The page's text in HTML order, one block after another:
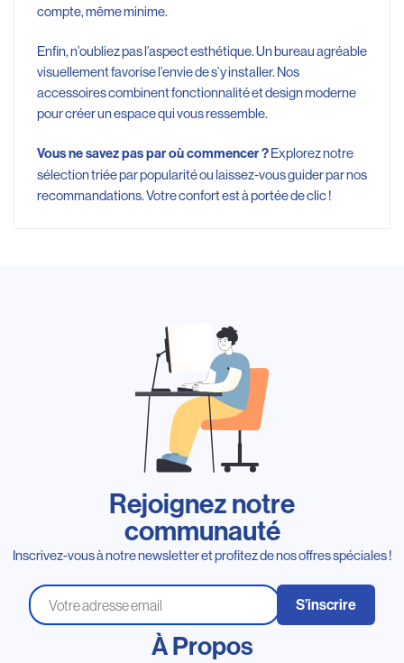
compte, même minime.
Enfin, n’oubliez pas l’aspect esthétique. Un bureau agréable
visuellement favorise l’envie de s’y installer. Nos
accessoires combinent fonctionnalité et design moderne
pour créer un espace qui vous ressemble.
Vous ne savez pas par où commencer ?Explorez notre
sélection triée par popularité ou laissez-vous guider par nos
recommandations. Votre confort est à portée de clic !
Rejoignez notre
communauté
Inscrivez-vous à notre newsletter et profitez de nos offres spéciales !
S’inscrire
À Propos